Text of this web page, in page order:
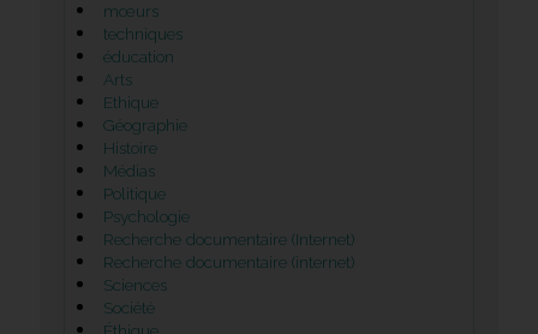
mœurs
techniques
éducation
Arts
Ethique
Géographie
Histoire
Médias
Politique
Psychologie
Recherche documentaire (Internet)
Recherche documentaire (internet)
Sciences
Société